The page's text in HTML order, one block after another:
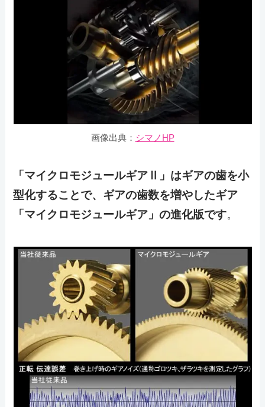
画像出典： シマノHP
「マイクロモジュールギアⅡ」はギアの歯を小
型化することで、ギアの歯数を増やしたギア
「マイクロモジュールギア」の進化版です。